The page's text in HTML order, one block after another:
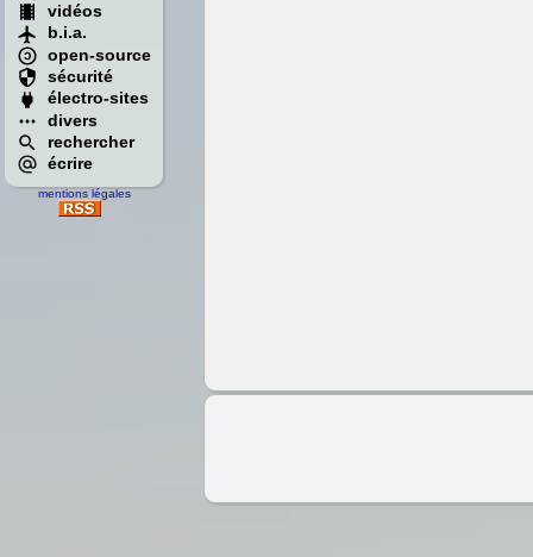
vidéos
b.i.a.
open-source
sécurité
électro-sites
divers
rechercher
écrire
mentions légales